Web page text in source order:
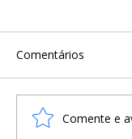
Comentários
Comente e